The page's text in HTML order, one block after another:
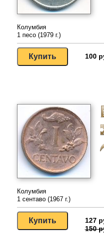
Колумбия
1 песо (1979 г.)
100
Колумбия
1 сентаво (1967 г.)
127
150